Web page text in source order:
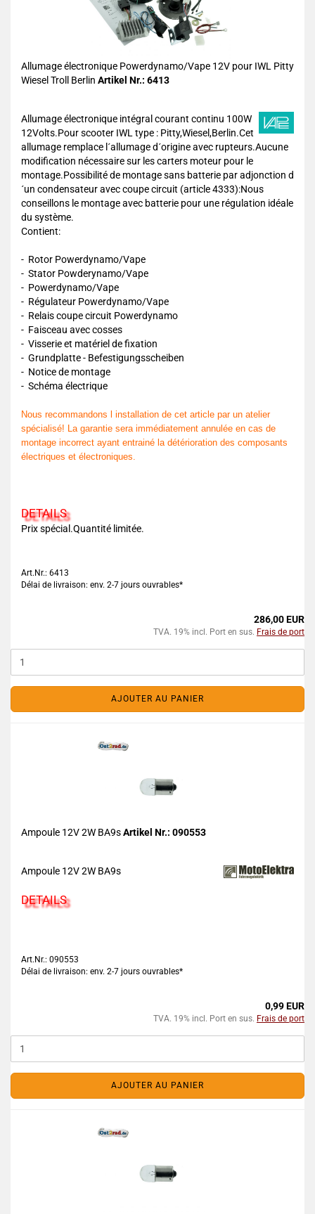
Allumage électronique Powerdynamo/Vape 12V pour IWL Pitty
Wiesel Troll Berlin Artikel Nr.: 6413
Allumage électronique intégral courant continu 100W
12Volts.Pour scooter IWL type : Pitty,Wiesel,Berlin.Cet
allumage remplace l´allumage d´origine avec rupteurs.Aucune
modification nécessaire sur les carters moteur pour le
montage.Possibilité de montage sans batterie par adjonction d
´un condensateur avec coupe circuit (article 4333):Nous
conseillons le montage avec batterie pour une régulation idéale
du système.
Contient:
- Rotor Powerdynamo/Vape
- Stator Powderynamo/Vape
- Powerdynamo/Vape
- Régulateur Powerdynamo/Vape
- Relais coupe circuit Powerdynamo
- Faisceau avec cosses
- Visserie et matériel de fixation
- Grundplatte - Befestigungsscheiben
- Notice de montage
- Schéma électrique
Nous recommandons l installation de cet article par un atelier
spécialisé! La garantie sera immédiatement annulée en cas de
montage incorrect ayant entrainé la détérioration des composants
électriques et électroniques.
DETAILS
Prix spécial.Quantité limitée.
Art.Nr.: 6413
Délai de livraison: env. 2-7 jours ouvrables*
286,00 EUR
TVA. 19% incl. Port en sus. Frais de port
AJOUTER AU PANIER
Ampoule 12V 2W BA9sArtikel Nr.: 090553
Ampoule 12V 2W BA9s
DETAILS
Art.Nr.: 090553
Délai de livraison: env. 2-7 jours ouvrables*
0,99 EUR
TVA. 19% incl. Port en sus. Frais de port
AJOUTER AU PANIER